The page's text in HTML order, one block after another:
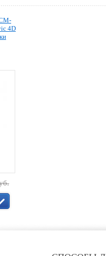
4D